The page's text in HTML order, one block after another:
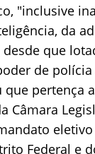
"inclusive
da
que
de
que pertença
Câmara
Federal e